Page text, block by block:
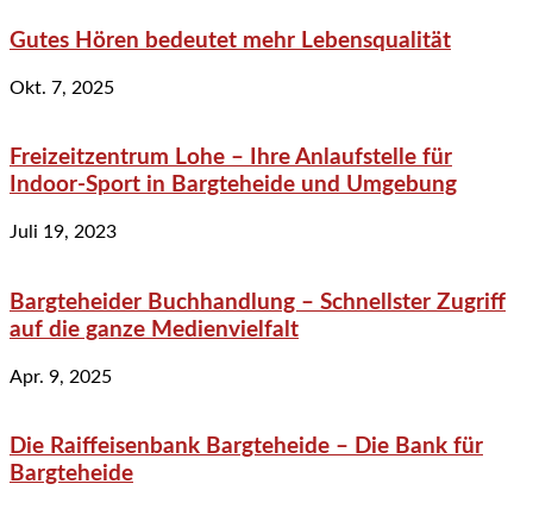
Gutes Hören bedeutet mehr Lebensqualität
Okt. 7, 2025
Freizeitzentrum Lohe – Ihre Anlaufstelle für
Indoor-Sport in Bargteheide und Umgebung
Juli 19, 2023
Bargteheider Buchhandlung – Schnellster Zugriff
auf die ganze Medienvielfalt
Apr. 9, 2025
Die Raiffeisenbank Bargteheide – Die Bank für
Bargteheide